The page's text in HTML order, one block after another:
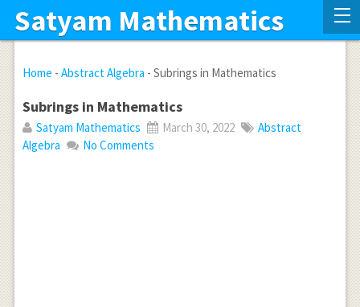
Satyam Mathematics
Home - Abstract Algebra - Subrings in Mathematics
Subrings in Mathematics
Satyam Mathematics March 30, 2022
Abstract
Algebra
No Comments